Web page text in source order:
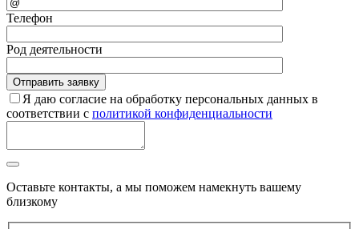
Телефон
Род деятельности
Я даю согласие на обработку персональных данных в
соответствии с политикой конфиденциальности
Оставьте контакты, а мы поможем намекнуть вашему
близкому